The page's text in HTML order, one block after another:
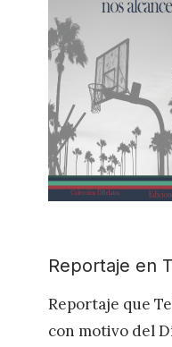
Reportaje en
Reportaje que
con motivo del